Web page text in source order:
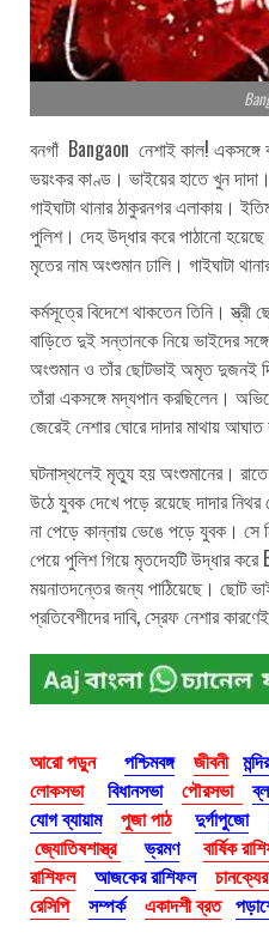
বনগাঁ Bangaon নেশাই কাল! একসঙ্গে
ভয়ংকর কাণ্ড। ভাইয়ের হাতে খুন
গাইঘাটা থানার ঠাকুরনগর এলাকায়।
পুলিশ। দেহ উদ্ধার করে পাঠানো
মৃতের নাম অংশুমান ঢালি। গাইঘাটা
কর্মসূত্রে বিদেশে থাকতেন তিনি। স্ত্রী
বাড়িতে দুই সন্তানকে নিয়ে ভাইদের
অংশুমান ও তাঁর ছোটভাই অমৃত দুজনই
তাঁরা একসঙ্গে মদ্যপান করছিলেন।
জেরেই নেশার ঘোরে দাদার মাথায়
ঘটনাস্থলেই মৃত্যু হয় অংশুমানের।
উঠে যুবক দেখে পড়ে রয়েছে দাদার
না পেড়ে কান্নায় ভেঙে পড়ে যুবক। সে
পেয়ে পুলিশ গিয়ে মৃতদেহটি উদ্ধার
ময়নাতদন্তের জন্য পাঠিয়েছে। ছোট
প্রতিবেশীদের দাবি, স্রেফ নেশার
আরো পড়ুন পশ্চিমবঙ্গ জীবনী
লোকসভা
বিধানসভা পৌরসভা
যোগ ব্যায়াম
পুজা পাঠ দুর্গাপুজো
জ্যোতিষশাস্ত্র
ভ্রমণ বার্ষিক
রাশিফল
আজকের রাশিফল
রেসিপি
সম্পর্ক একাদশী ব্রত